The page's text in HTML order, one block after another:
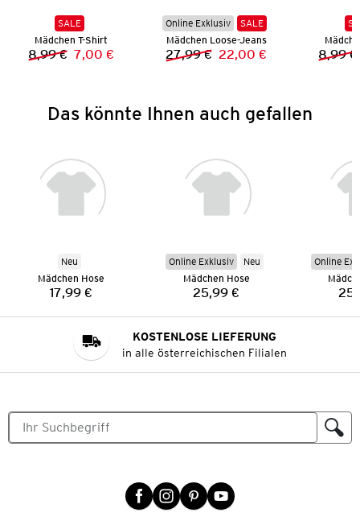
SALE
Mädchen T-Shirt
Vorheriger Preis:
8,99 € Neuer Preis:
7,00 €
Online Exklusiv
SALE
Mädchen Loose-Jeans
Vorheriger Preis:
27,99 € Neuer Preis:
22,00 € 8,99 €
Das könnte Ihnen auch gefallen
Neu
Mädchen Hose
Preis:
17,99 €
Online Exklusiv
Neu
Mädchen Hose
Preis:
25,99 €
Online
KOSTENLOSE LIEFERUNG
in alle österreichischen Filialen